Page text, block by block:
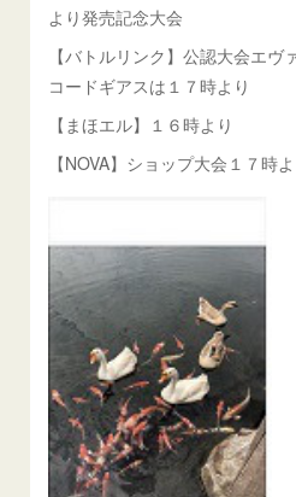
より発売記念大会
【バトルリンク】公認大会エヴ
コードギアスは１７時より
【まほエル】１６時より
【NOVA】ショップ大会１７時